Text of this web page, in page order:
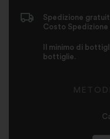
Spedizione
Costo
Il minimo di
bottiglie.